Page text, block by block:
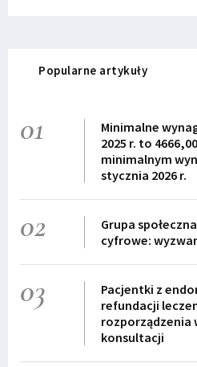
Popularne artykuły
01
Minimalne
2025 r. to
minimalnym
stycznia 2026 r.
02
Grupa
cyfrowe:
03
Pacjentki z
refundacji
rozporządzenia
konsultacji